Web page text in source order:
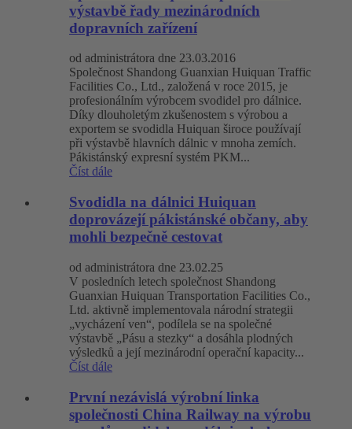
výstavbě řady mezinárodních
dopravních zařízení
od administrátora dne 23.03.2016
Společnost Shandong Guanxian Huiquan Traffic
Facilities Co., Ltd., založená v roce 2015, je
profesionálním výrobcem svodidel pro dálnice.
Díky dlouholetým zkušenostem s výrobou a
exportem se svodidla Huiquan široce používají
při výstavbě hlavních dálnic v mnoha zemích.
Pákistánský expresní systém PKM...
Číst dále
Svodidla na dálnici Huiquan
doprovázejí pákistánské občany, aby
mohli bezpečně cestovat
od administrátora dne 23.02.25
V posledních letech společnost Shandong
Guanxian Huiquan Transportation Facilities Co.,
Ltd. aktivně implementovala národní strategii
„vycházení ven“, podílela se na společné
výstavbě „Pásu a stezky“ a dosáhla plodných
výsledků a její mezinárodní operační kapacity...
Číst dále
První nezávislá výrobní linka
společnosti China Railway na výrobu